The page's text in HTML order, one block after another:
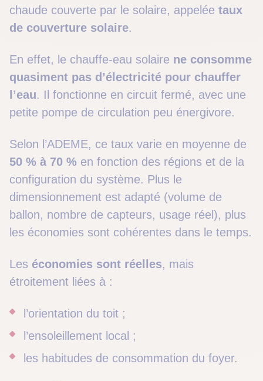
chaude couverte par le solaire, appelée taux
de couverture solaire.
En effet, le chauffe-eau solaire ne consomme
quasiment pas d’électricité pour chauffer
l’eau. Il fonctionne en circuit fermé, avec une
petite pompe de circulation peu énergivore.
Selon l’ADEME, ce taux varie en moyenne de
50 % à 70 % en fonction des régions et de la
configuration du système. Plus le
dimensionnement est adapté (volume de
ballon, nombre de capteurs, usage réel), plus
les économies sont cohérentes dans le temps.
Les économies sont réelles, mais
étroitement liées à :
l’orientation du toit ;
l’ensoleillement local ;
les habitudes de consommation du foyer.